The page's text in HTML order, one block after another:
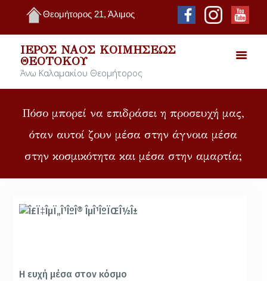
Θεομήτορος 21, Άλιμος
ΙΕΡΌΣ ΝΑΌΣ ΚΟΙΜΉΣΕΩΣ
ΘΕΟΤΌΚΟΥ
Άνω Καλαμακίου Θεομήτορος
Πόσο μπορεί να επιδράσει η προσευχή μας,
όταν αυτοί ζουν μέσα στην άγνοια μέσα
στην κοσμικότητα και μέσα στην αμαρτία;
Η ευχή μέσα στον κόσμο